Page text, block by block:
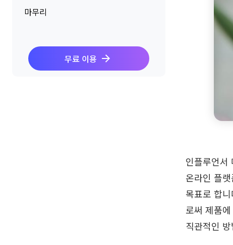
마무리
무료 이용
인플루언서
온라인 플
목표로 합
로써 제품
직관적인